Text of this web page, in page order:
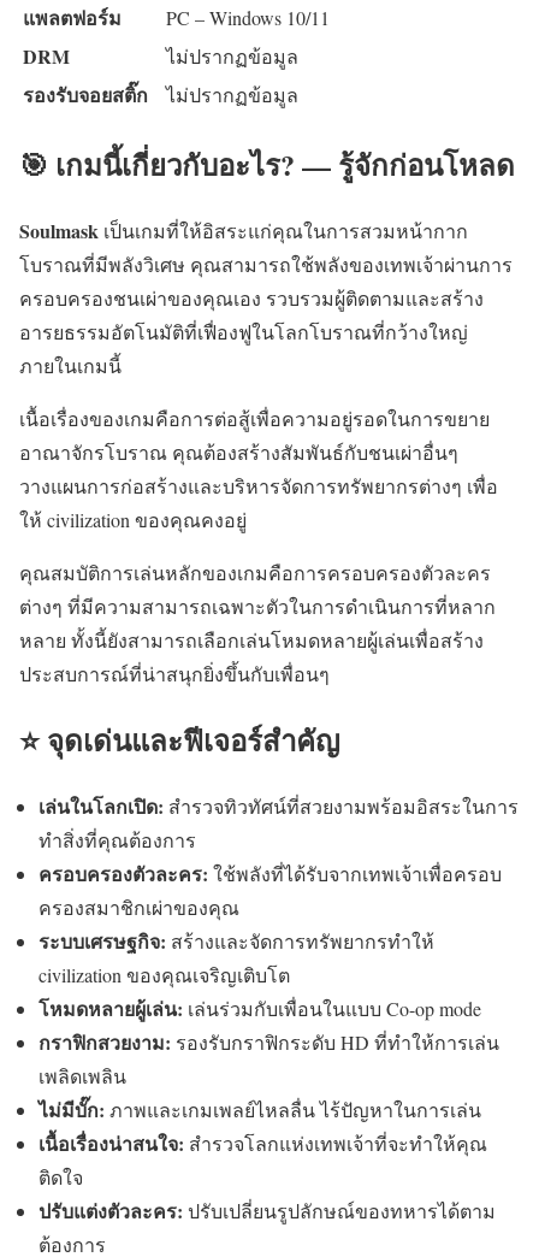
แพลตฟอร์ม PC – Windows 10/11
DRM ไม่ปรากฏข้อมูล
รองรับจอยสติ๊ก ไม่ปรากฏข้อมูล
🎯 เกมนี้เกี่ยวกับอะไร? — รู้จักก่อนโหลด
Soulmask เป็นเกมที่ให้อิสระแก่คุณในการสวมหน้ากาก
โบราณที่มีพลังวิเศษ คุณสามารถใช้พลังของเทพเจ้าผ่านการ
ครอบครองชนเผ่าของคุณเอง รวบรวมผู้ติดตามและสร้าง
อารยธรรมอัตโนมัติที่เฟื่องฟูในโลกโบราณที่กว้างใหญ่
ภายในเกมนี้
เนื้อเรื่องของเกมคือการต่อสู้เพื่อความอยู่รอดในการขยาย
อาณาจักรโบราณ คุณต้องสร้างสัมพันธ์กับชนเผ่าอื่นๆ
วางแผนการก่อสร้างและบริหารจัดการทรัพยากรต่างๆ เพื่อ
ให้ civilization ของคุณคงอยู่
คุณสมบัติการเล่นหลักของเกมคือการครอบครองตัวละคร
ต่างๆ ที่มีความสามารถเฉพาะตัวในการดำเนินการที่หลาก
หลาย ทั้งนี้ยังสามารถเลือกเล่นโหมดหลายผู้เล่นเพื่อสร้าง
ประสบการณ์ที่น่าสนุกยิ่งขึ้นกับเพื่อนๆ
⭐ จุดเด่นและฟีเจอร์สำคัญ
เล่นในโลกเปิด: สำรวจทิวทัศน์ที่สวยงามพร้อมอิสระในการ
ทำสิ่งที่คุณต้องการ
ครอบครองตัวละคร: ใช้พลังที่ได้รับจากเทพเจ้าเพื่อครอบ
ครองสมาชิกเผ่าของคุณ
ระบบเศรษฐกิจ: สร้างและจัดการทรัพยากรทำให้
civilization ของคุณเจริญเติบโต
โหมดหลายผู้เล่น: เล่นร่วมกับเพื่อนในแบบ Co-op mode
กราฟิกสวยงาม: รองรับกราฟิกระดับ HD ที่ทำให้การเล่น
เพลิดเพลิน
ไม่มีบั๊ก: ภาพและเกมเพลย์ไหลลื่น ไร้ปัญหาในการเล่น
เนื้อเรื่องน่าสนใจ: สำรวจโลกแห่งเทพเจ้าที่จะทำให้คุณ
ติดใจ
ปรับแต่งตัวละคร: ปรับเปลี่ยนรูปลักษณ์ของทหารได้ตาม
ต้องการ